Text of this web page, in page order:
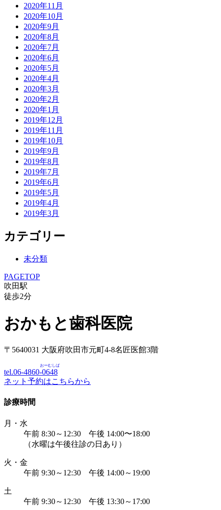
2020年11月
2020年10月
2020年9月
2020年8月
2020年7月
2020年6月
2020年5月
2020年4月
2020年3月
2020年2月
2020年1月
2019年12月
2019年11月
2019年10月
2019年9月
2019年8月
2019年7月
2019年6月
2019年5月
2019年4月
2019年3月
カテゴリー
未分類
PAGETOP
吹田駅
徒歩2分
おかもと歯科医院
〒5640031 大阪府吹田市元町4-8名匠医館3階
tel.06-4860-0648
おーむしば
ネット予約はこちらから
診療時間
月・水
午前 8:30～12:30 午後 14:00〜18:00
（水曜は午後往診の日あり）
火・金
午前 9:30～12:30 午後 14:00～19:00
土
午前 9:30～12:30 午後 13:30～17:00